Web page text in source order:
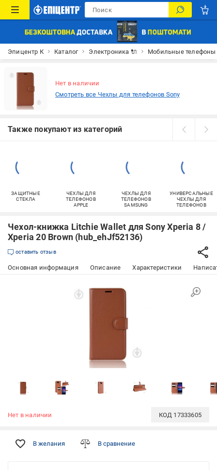
Эпицентр К Каталог Электроника 🔌 Мобильные телефоны
Нет в наличии
Смотреть все Чехлы для телефонов Sony
Также покупают из категорий
ЗАЩИТНЫЕ
СТЕКЛА
ЧЕХЛЫ ДЛЯ
ТЕЛЕФОНОВ
APPLE
ЧЕХЛЫ ДЛЯ
ТЕЛЕФОНОВ
SAMSUNG
УНИВЕРСАЛЬНЫЕ
ЧЕХЛЫ ДЛЯ
ТЕЛЕФОНОВ
Чехол-книжка Litchie Wallet для Sony Xperia 8 /
Xperia 20 Brown (hub_ehJf52136)
оставить отзыв
Основная информация Описание Характеристики
Нет в наличии КОД 17333605
В желания В сравнение